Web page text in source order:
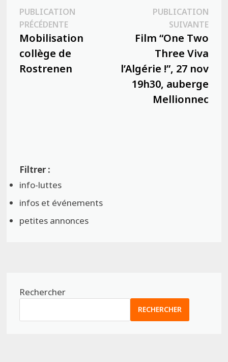
Navigation
de
l’article
PUBLICATION
PRÉCÉDENTEPublication
précédente :
Mobilisation
collège de
Rostrenen
PUBLICATION
SUIVANTE
Film “One Two
Three Viva
l’Algérie !”, 27 nov
19h30, auberge
Mellionnec
info-luttes
infos et événements
petites annonces
Rechercher
RECHERCHER